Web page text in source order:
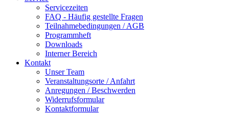
Servicezeiten
FAQ - Häufig gestellte Fragen
Teilnahmebedingungen / AGB
Programmheft
Downloads
Interner Bereich
Kontakt
Unser Team
Veranstaltungsorte / Anfahrt
Anregungen / Beschwerden
Widerrufsformular
Kontaktformular